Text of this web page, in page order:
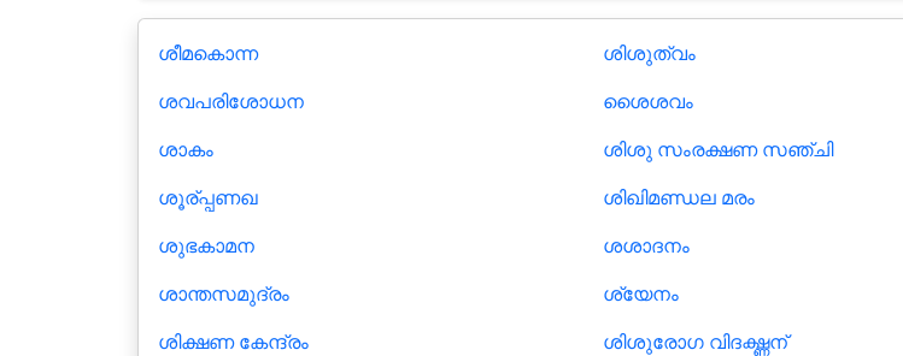
ശീമകൊന്ന
ശവപരിശോധന
ശാകം
ശൂര്പ്പണഖ
ശുഭകാമന
ശാന്തസമുദ്രം
ശിക്ഷണ കേന്ദ്രം
ശിശുത്വം
ശൈശവം
ശിശു സംരക്ഷണ സഞ്ചി
ശിഖിമണ്ഡല മരം
ശശാദനം
ശ്യേനം
ശിശുരോഗ വിദഗ്ദ്ധന്